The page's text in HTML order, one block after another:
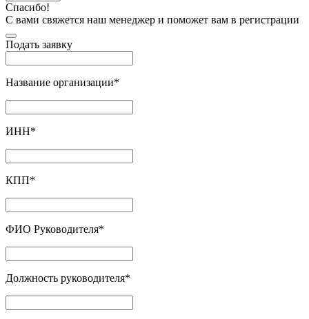
Спасибо!
С вами свяжется наш менеджер и поможет вам в регистрации
Подать заявку
Название организации*
ИНН*
КПП*
ФИО Руководителя*
Должность руководителя*